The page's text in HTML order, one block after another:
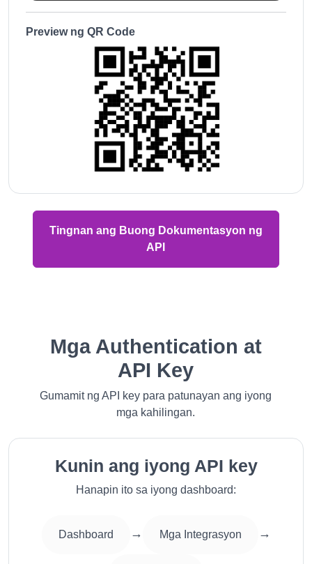
Preview ng QR Code
Tingnan ang Buong Dokumentasyon ng
API
Mga Authentication at
API Key
Gumamit ng API key para patunayan ang iyong
mga kahilingan.
Kunin ang iyong API key
Hanapin ito sa iyong dashboard:
Dashboard → Mga Integrasyon →